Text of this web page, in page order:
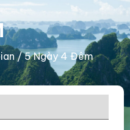
/ 5 Ngày 4 Đêm